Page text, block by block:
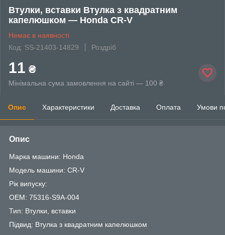
Втулки, вставки Втулка з квадратним
капелюшком — Honda CR-V
Немає в наявності
Код: SS-21403-14829
Роздріб
11 ₴
Мінімальна сума замовлення на сайті — 100 ₴
Опис Характеристики Доставка Оплата Умови
Опис
Марка машини: Honda
Модель машини: CR-V
Рік випуску:
OEM: 75316-S9A-004
Тип: Втулки, вставки
Підвид: Втулка з квадратним капелюшком